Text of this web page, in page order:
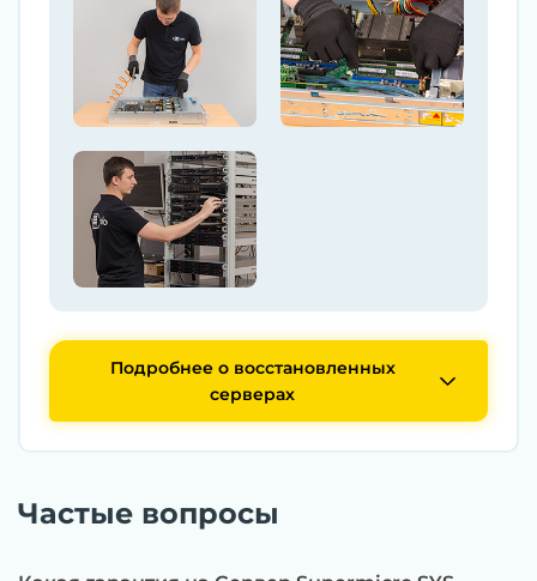
Подробнее о восстановленных
серверах
Частые вопросы